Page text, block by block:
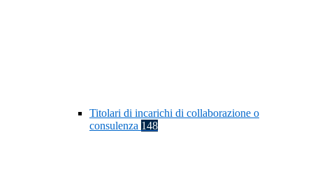
Titolari di incarichi di collaborazione o
consulenza 148